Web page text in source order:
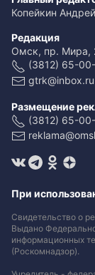
Копейкин
Редакция
Омск, пр. Мира,
(3812) 65-
gtrk@inbox.ru
Размещение
(3812) 65-
При
Свидетельство о
Выдано
информационных
(Роскомнадзор).